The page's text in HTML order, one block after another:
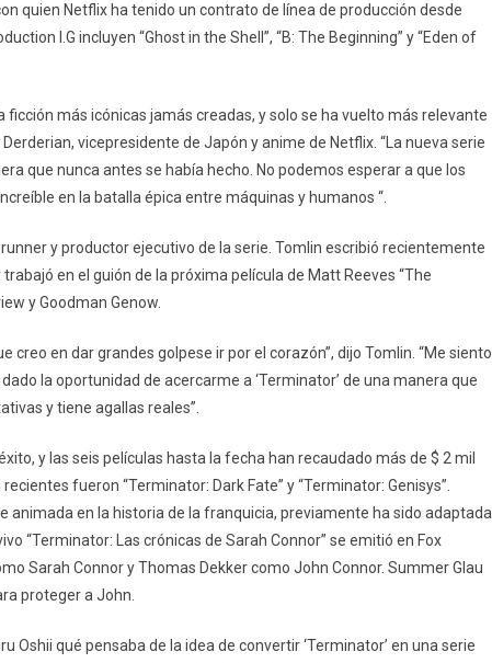
quien Netflix ha tenido un contrato de línea de producción desde
I.G incluyen “Ghost in the Shell”, “B: The Beginning” y “Eden of
ficción más icónicas jamás creadas, y solo se ha vuelto más relevante
vicepresidente de Japón y anime de Netflix. “La nueva serie
que nunca antes se había hecho. No podemos esperar a que los
en la batalla épica entre máquinas y humanos “.
y productor ejecutivo de la serie. Tomlin escribió recientemente
en el guión de la próxima película de Matt Reeves “The
y Goodman Genow.
creo en dar grandes golpese ir por el corazón”, dijo Tomlin. “Me siento
la oportunidad de acercarme a ‘Terminator’ de una manera que
y tiene agallas reales”.
y las seis películas hasta la fecha han recaudado más de $ 2 mil
fueron “Terminator: Dark Fate” y “Terminator: Genisys”.
animada en la historia de la franquicia, previamente ha sido adaptada
“Terminator: Las crónicas de Sarah Connor” se emitió en Fox
Sarah Connor y Thomas Dekker como John Connor. Summer Glau
proteger a John.
Oshii qué pensaba de la idea de convertir ‘Terminator’ en una serie